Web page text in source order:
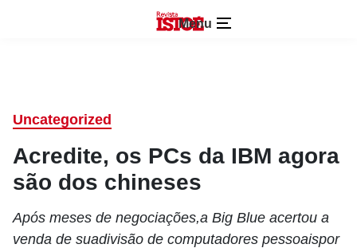
Menu
Uncategorized
Acredite, os PCs da IBM agora
são dos chineses
Após meses de negociações,a Big Blue acertou a
venda de suadivisão de computadores pessoaispor